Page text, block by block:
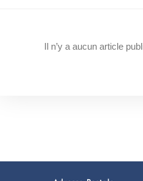
Il n’y a aucun article